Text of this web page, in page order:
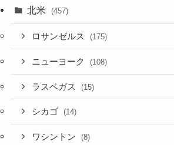
北米 (457)
ロサンゼルス (175)
ニューヨーク (108)
ラスベガス (15)
シカゴ (14)
ワシントン (8)